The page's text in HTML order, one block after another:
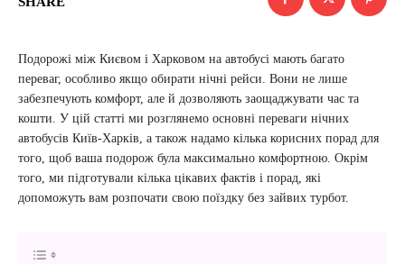
Подорожі між Києвом і Харковом на автобусі мають багато
переваг, особливо якщо обирати нічні рейси. Вони не лише
забезпечують комфорт, але й дозволяють заощаджувати час та
кошти. У цій статті ми розглянемо основні переваги нічних
автобусів Київ-Харків, а також надамо кілька корисних порад для
того, щоб ваша подорож була максимально комфортною. Окрім
того, ми підготували кілька цікавих фактів і порад, які
допоможуть вам розпочати свою поїздку без зайвих турбот.